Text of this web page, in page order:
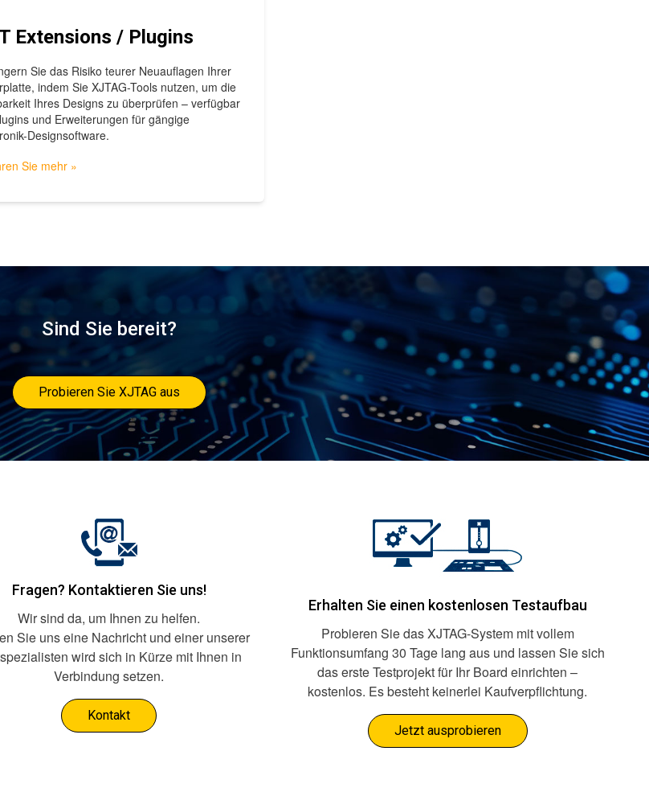
Extensions / Plugins
Sie das Risiko teurer Neuauflagen Ihrer
indem Sie XJTAG-Tools nutzen, um die
Ihres Designs zu überprüfen – verfügbar
und Erweiterungen für gängige
Designsoftware.
Sie mehr »
Sind Sie bereit?
Probieren Sie XJTAG aus
Fragen? Kontaktieren Sie uns!
Wir sind da, um Ihnen zu helfen.
Sie uns eine Nachricht und einer unserer
wird sich in Kürze mit Ihnen in
Verbindung setzen.
Kontakt
Erhalten Sie einen kostenlosen Testaufbau
Probieren Sie das XJTAG-System mit vollem
Funktionsumfang 30 Tage lang aus und lassen Sie sich
das erste Testprojekt für Ihr Board einrichten –
kostenlos. Es besteht keinerlei Kaufverpflichtung.
Jetzt ausprobieren